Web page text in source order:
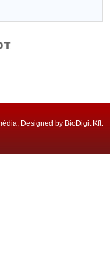
Designed by BioDigit Kft.